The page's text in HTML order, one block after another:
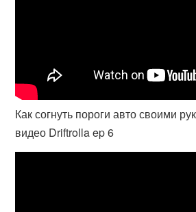
Как согнуть пороги авто своими
видео Driftrolla ep 6